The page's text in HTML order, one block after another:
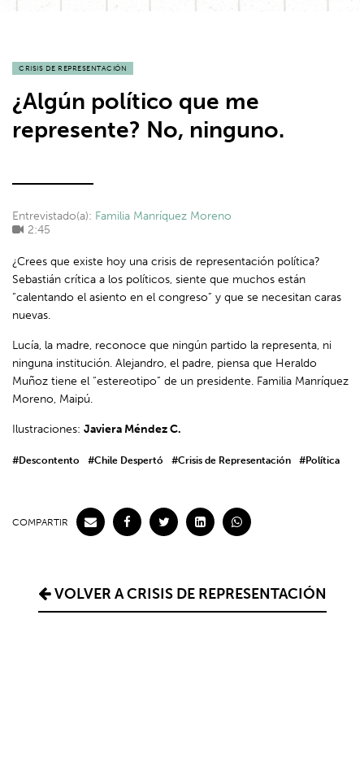
CRISIS DE REPRESENTACIÓN
¿Algún político que me
represente? No, ninguno.
Entrevistado(a): Familia Manríquez Moreno
2:45
¿Crees que existe hoy una crisis de representación política?
Sebastián crítica a los políticos, siente que muchos están
“calentando el asiento en el congreso” y que se necesitan caras
nuevas.
Lucía, la madre, reconoce que ningún partido la representa, ni
ninguna institución. Alejandro, el padre, piensa que Heraldo
Muñoz tiene el “estereotipo” de un presidente. Familia Manríquez
Moreno, Maipú.
Ilustraciones: Javiera Méndez C.
#Descontento #Chile Despertó #Crisis de Representación #Política
COMPARTIR
VOLVER A CRISIS DE REPRESENTACIÓN